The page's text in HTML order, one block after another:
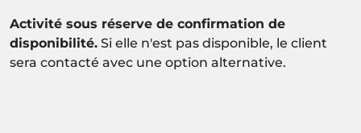
Activité sous réserve de confirmation de
disponibilité. Si elle n'est pas disponible, le client
sera contacté avec une option alternative.